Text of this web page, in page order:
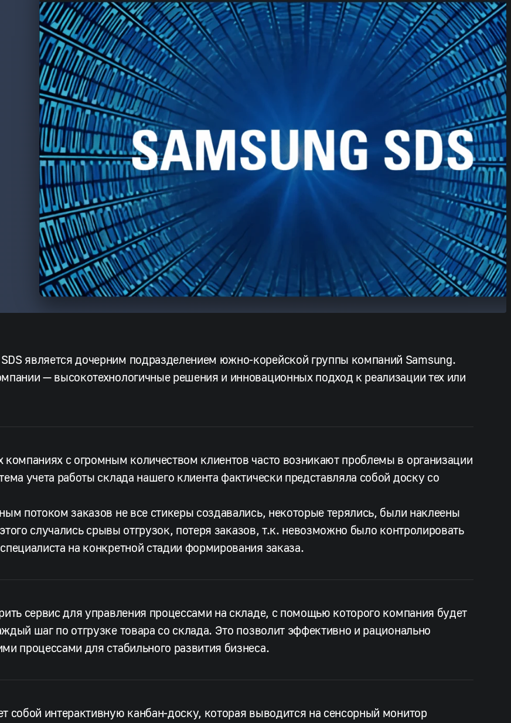
является дочерним подразделением южно-корейской группы компаний Samsung.
— высокотехнологичные решения и инновационных подход к реализации тех или
компаниях с огромным количеством клиентов часто возникают проблемы в организации
учета работы склада нашего клиента фактически представляла собой доску со
потоком заказов не все стикеры создавались, некоторые терялись, были наклеены
случались срывы отгрузок, потеря заказов, т.к. невозможно было контролировать
на конкретной стадии формирования заказа.
сервис для управления процессами на складе, с помощью которого компания будет
шаг по отгрузке товара со склада. Это позволит эффективно и рационально
процессами для стабильного развития бизнеса.
собой интерактивную канбан-доску, которая выводится на сенсорный монитор